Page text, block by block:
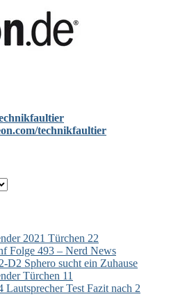
technikfaultier
2021 Türchen 22
Folge 493 – Nerd News
D2 Sphero sucht ein Zuhause
Türchen 11
Test Fazit nach 2